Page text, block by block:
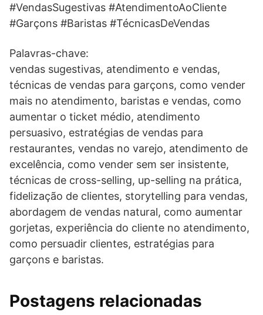
#VendasSugestivas #AtendimentoAoCliente
#Garçons #Baristas #TécnicasDeVendas
Palavras-chave:
vendas sugestivas, atendimento e vendas,
técnicas de vendas para garçons, como vender
mais no atendimento, baristas e vendas, como
aumentar o ticket médio, atendimento
persuasivo, estratégias de vendas para
restaurantes, vendas no varejo, atendimento de
excelência, como vender sem ser insistente,
técnicas de cross-selling, up-selling na prática,
fidelização de clientes, storytelling para vendas,
abordagem de vendas natural, como aumentar
gorjetas, experiência do cliente no atendimento,
como persuadir clientes, estratégias para
garçons e baristas.
Postagens relacionadas